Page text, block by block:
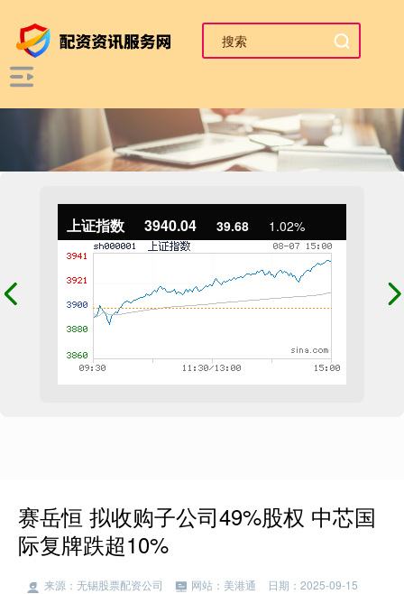
上证指数 3940.04 39.68 1.02%
赛岳恒 拟收购子公司49%股权 中芯国
际复牌跌超10%
来源：无锡股票配资公司 网站：美港通
日期：2025-09-15